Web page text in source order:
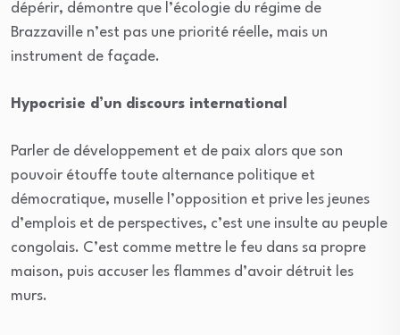
dépérir, démontre que l’écologie du régime de
Brazzaville n’est pas une priorité réelle, mais un
instrument de façade.
Hypocrisie d’un discours international
Parler de développement et de paix alors que son
pouvoir étouffe toute alternance politique et
démocratique, muselle l’opposition et prive les jeunes
d’emplois et de perspectives, c’est une insulte au peuple
congolais. C’est comme mettre le feu dans sa propre
maison, puis accuser les flammes d’avoir détruit les
murs.